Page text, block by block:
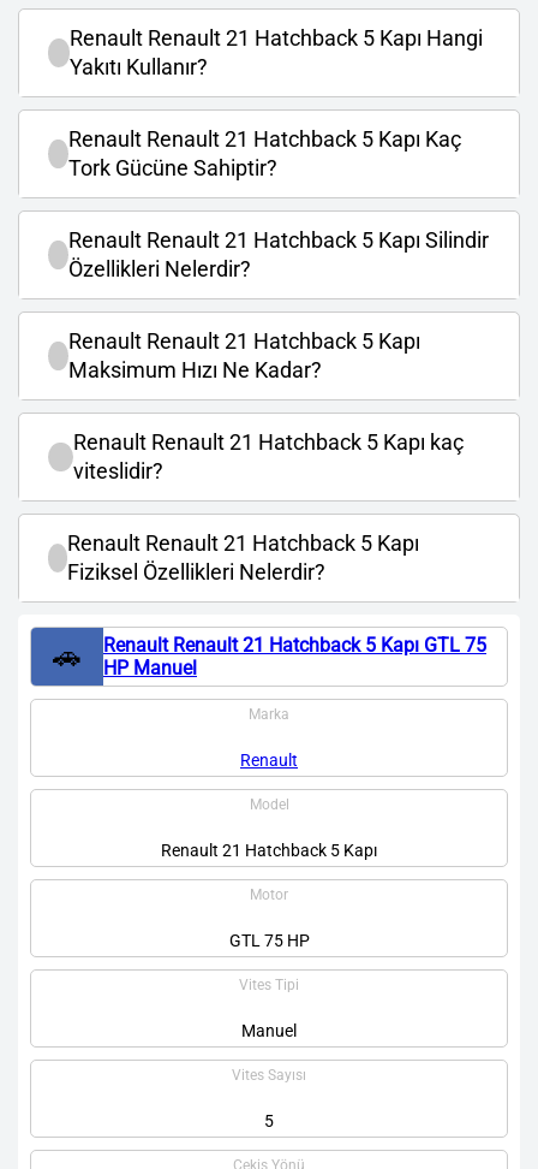
Renault Renault 21 Hatchback 5 Kapı Hangi
Yakıtı Kullanır?
Renault Renault 21 Hatchback 5 Kapı Kaç
Tork Gücüne Sahiptir?
Renault Renault 21 Hatchback 5 Kapı Silindir
Özellikleri Nelerdir?
Renault Renault 21 Hatchback 5 Kapı
Maksimum Hızı Ne Kadar?
Renault Renault 21 Hatchback 5 Kapı kaç
viteslidir?
Renault Renault 21 Hatchback 5 Kapı
Fiziksel Özellikleri Nelerdir?
🚗
Renault Renault 21 Hatchback 5 Kapı GTL 75
HP Manuel
Marka
Renault
Model
Renault 21 Hatchback 5 Kapı
Motor
GTL 75 HP
Vites Tipi
Manuel
Vites Sayısı
5
Çekiş Yönü